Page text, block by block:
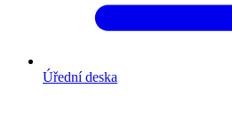
Úřední deska